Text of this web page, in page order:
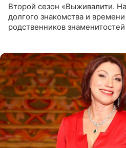
Второй сезон «Выживалити.
долгого знакомства и
родственников